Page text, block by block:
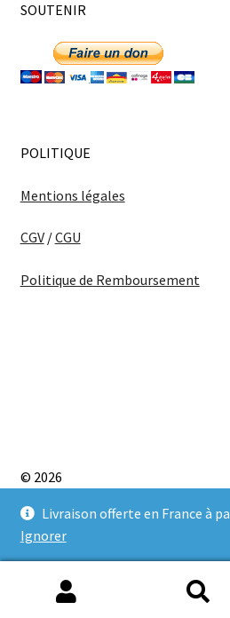
Livraison offerte en France à
Ignorer
SOUTENIR
POLITIQUE
Mentions légales
CGV/CGU
Politique de Remboursement
© 2026
WooCommerce.
Recherche
Recherche